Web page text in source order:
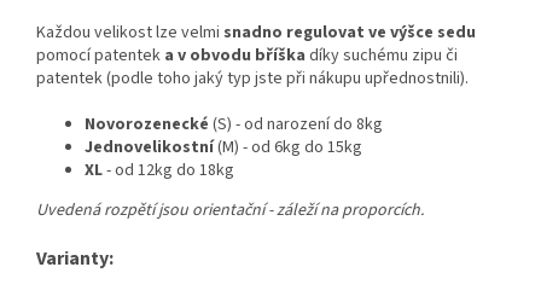
Každou velikost lze velmi snadno regulovat ve výšce sedu
pomocí patentek a v obvodu bříška díky suchému zipu či
patentek (podle toho jaký typ jste při nákupu upřednostnili).
Novorozenecké (S) - od narození do 8kg
Jednovelikostní(M) - od 6kg do 15kg
XL- od 12kg do 18kg
Uvedená rozpětí jsou orientační - záleží na proporcích.
Varianty: